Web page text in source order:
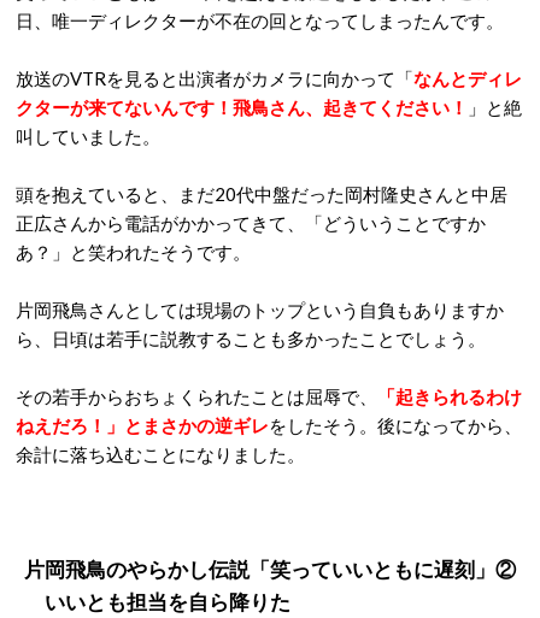
日、唯一ディレクターが不在の回となってしまったんです。
放送のVTRを見ると出演者がカメラに向かって「なんとディレ
クターが来てないんです！飛鳥さん、起きてください！
」と絶
叫していました。
頭を抱えていると、まだ20代中盤だった岡村隆史さんと中居
正広さんから電話がかかってきて、「どういうことですか
あ？」と笑われたそうです。
片岡飛鳥さんとしては現場のトップという自負もありますか
ら、日頃は若手に説教することも多かったことでしょう。
その若手からおちょくられたことは屈辱で、
「起きられるわけ
ねえだろ！」とまさかの逆ギレをしたそう。後になってから、
余計に落ち込むことになりました。
片岡飛鳥のやらかし伝説「笑っていいともに遅刻」 ②
いいとも担当を自ら降りた